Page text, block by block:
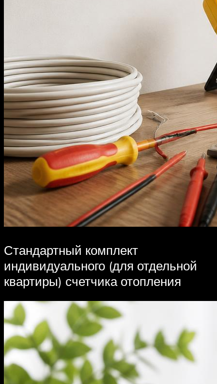
Стандартный комплект
индивидуального (для отдельной
квартиры) счетчика отопления